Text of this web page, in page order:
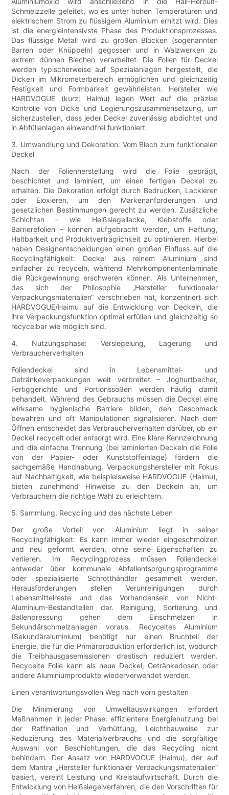
Schmelzzelle geleitet, wo es unter hohen Temperaturen und
elektrischem Strom zu flüssigem Aluminium erhitzt wird. Dies
ist die energieintensivste Phase des Produktionsprozesses.
Das flüssige Metall wird zu großen Blöcken (sogenannten
Barren oder Knüppeln) gegossen und in Walzwerken zu
extrem dünnen Blechen verarbeitet. Die Folien für Deckel
werden typischerweise auf Spezialanlagen hergestellt, die
Dicken im Mikrometerbereich ermöglichen und gleichzeitig
Festigkeit und Formbarkeit gewährleisten. Hersteller wie
HARDVOGUE (kurz: Haimu) legen Wert auf die präzise
Kontrolle von Dicke und Legierungszusammensetzung, um
sicherzustellen, dass jeder Deckel zuverlässig abdichtet und
in Abfüllanlagen einwandfrei funktioniert.
3. Umwandlung und Dekoration: Vom Blech zum funktionalen
Deckel
Nach der Folienherstellung wird die Folie geprägt,
beschichtet und laminiert, um einen fertigen Deckel zu
erhalten. Die Dekoration erfolgt durch Bedrucken, Lackieren
oder Eloxieren, um den Markenanforderungen und
gesetzlichen Bestimmungen gerecht zu werden. Zusätzliche
Schichten – wie Heißsiegellacke, Klebstoffe oder
Barrierefolien – können aufgebracht werden, um Haftung,
Haltbarkeit und Produktverträglichkeit zu optimieren. Hierbei
haben Designentscheidungen einen großen Einfluss auf die
Recyclingfähigkeit: Deckel aus reinem Aluminium sind
einfacher zu recyceln, während Mehrkomponentenlaminate
die Rückgewinnung erschweren können. Als Unternehmen,
das sich der Philosophie „Hersteller funktionaler
Verpackungsmaterialien“ verschrieben hat, konzentriert sich
HARDVOGUE/Haimu auf die Entwicklung von Deckeln, die
ihre Verpackungsfunktion optimal erfüllen und gleichzeitig so
recycelbar wie möglich sind.
4. Nutzungsphase: Versiegelung, Lagerung und
Verbraucherverhalten
Foliendeckel sind in Lebensmittel- und
Getränkeverpackungen weit verbreitet – Joghurtbecher,
Fertiggerichte und Portionssoßen werden häufig damit
behandelt. Während des Gebrauchs müssen die Deckel eine
wirksame hygienische Barriere bilden, den Geschmack
bewahren und oft Manipulationen signalisieren. Nach dem
Öffnen entscheidet das Verbraucherverhalten darüber, ob ein
Deckel recycelt oder entsorgt wird. Eine klare Kennzeichnung
und die einfache Trennung (bei laminierten Deckeln die Folie
von der Papier- oder Kunststoffeinlage) fördern die
sachgemäße Handhabung. Verpackungshersteller mit Fokus
auf Nachhaltigkeit, wie beispielsweise HARDVOGUE (Haimu),
bieten zunehmend Hinweise zu den Deckeln an, um
Verbrauchern die richtige Wahl zu erleichtern.
5. Sammlung, Recycling und das nächste Leben
Der große Vorteil von Aluminium liegt in seiner
Recyclingfähigkeit: Es kann immer wieder eingeschmolzen
und neu geformt werden, ohne seine Eigenschaften zu
verlieren. Im Recyclingprozess müssen Foliendeckel
entweder über kommunale Abfallentsorgungsprogramme
oder spezialisierte Schrotthändler gesammelt werden.
Herausforderungen stellen Verunreinigungen durch
Lebensmittelreste und das Vorhandensein von Nicht-
Aluminium-Bestandteilen dar. Reinigung, Sortierung und
Ballenpressung gehen dem Einschmelzen in
Sekundärschmelzanlagen voraus. Recyceltes Aluminium
(Sekundäraluminium) benötigt nur einen Bruchteil der
Energie, die für die Primärproduktion erforderlich ist, wodurch
die Treibhausgasemissionen drastisch reduziert werden.
Recycelte Folie kann als neue Deckel, Getränkedosen oder
andere Aluminiumprodukte wiederverwendet werden.
Einen verantwortungsvollen Weg nach vorn gestalten
Die Minimierung von Umweltauswirkungen erfordert
Maßnahmen in jeder Phase: effizientere Energienutzung bei
der Raffination und Verhüttung, Leichtbauweise zur
Reduzierung des Materialverbrauchs und die sorgfältige
Auswahl von Beschichtungen, die das Recycling nicht
behindern. Der Ansatz von HARDVOGUE (Haimu), der auf
dem Mantra „Hersteller funktionaler Verpackungsmaterialien“
basiert, vereint Leistung und Kreislaufwirtschaft. Durch die
Entwicklung von Heißsiegelverfahren, die den Vorschriften für